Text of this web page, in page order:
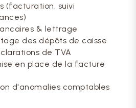
(facturation, suivi
& lettrage
des dépôts de caisse
de TVA
en place de la facture
d'anomalies comptables